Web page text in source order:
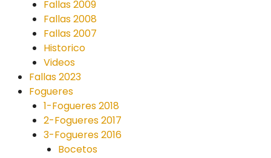
Fallas 2009
Fallas 2008
Fallas 2007
Historico
Videos
Fallas 2023
Fogueres
1-Fogueres 2018
2-Fogueres 2017
3-Fogueres 2016
Bocetos